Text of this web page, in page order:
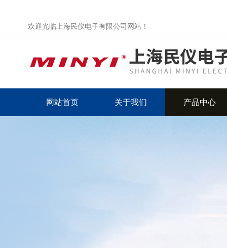
欢迎光临上海民仪电子有限公司网站！
网站首页 关于我们 产品中心